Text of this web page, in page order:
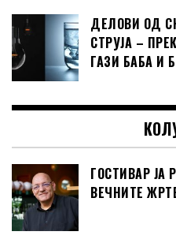
ДЕЛОВИ ОД
СТРУЈА –
ГАЗИ БАБА И
ГОСТИВАР ЈА
ВЕЧНИТЕ